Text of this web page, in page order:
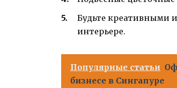
Будьте креативными
интерьере.
Популярные статьи
бизнесе в Сингапуре